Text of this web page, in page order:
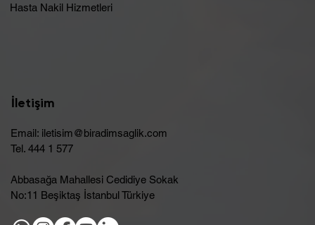
Hasta Nakil Hizmetleri
İletişim
Email: iletisim@biradimsaglik.com
Tel. 444 1 577
Abbasağa Mahallesi Cedidiye Sokak
No:11 Beşiktaş İstanbul Türkiye